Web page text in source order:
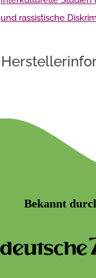
und rassistische
Bekannt